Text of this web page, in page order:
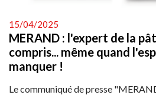
15/04/2025
MERAND : l'expert de la
compris... même quand
manquer !
Le communiqué de presse